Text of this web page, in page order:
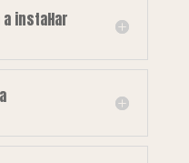
instal·lar